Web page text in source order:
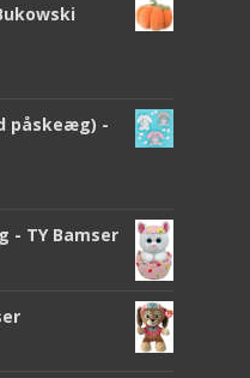
påskeæg) -
- TY Bamser